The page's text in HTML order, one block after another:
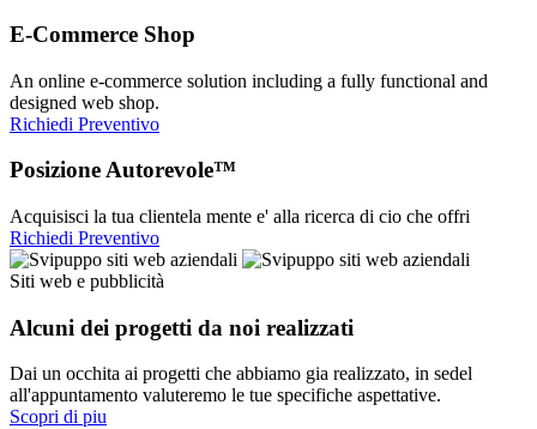
E-Commerce Shop
An online e-commerce solution including a fully functional and
designed web shop.
Richiedi Preventivo
Posizione Autorevole™
Acquisisci la tua clientela mente e' alla ricerca di cio che offri
Richiedi Preventivo
Siti web e pubblicità
Alcuni dei progetti da noi realizzati
Dai un occhita ai progetti che abbiamo gia realizzato, in sedel
all'appuntamento valuteremo le tue specifiche aspettative.
Scopri di piu